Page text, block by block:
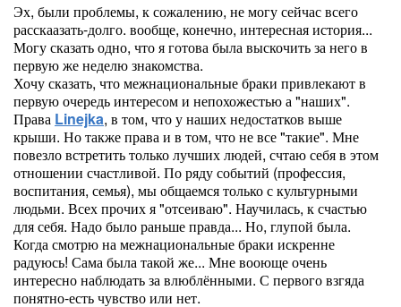
Эх, были проблемы, к сожалению, не могу сейчас всего
расскаазать-долго. вообще, конечно, интересная история...
Могу сказать одно, что я готова была выскочить за него в
первую же неделю знакомства.
Хочу сказать, что межнациональные браки привлекают в
первую очередь интересом и непохожестью а "наших".
Права Linejka, в том, что у наших недостатков выше
крыши. Но также права и в том, что не все "такие". Мне
повезло встретить только лучших людей, счтаю себя в этом
отношении счастливой. По ряду событий (профессия,
воспитания, семья), мы общаемся только с культурными
людьми. Всех прочих я "отсеиваю". Научилась, к счастью
для себя. Надо было раньше правда... Но, глупой была.
Когда смотрю на межнациональные браки искренне
радуюсь! Сама была такой же... Мне вооюще очень
интересно наблюдать за влюблёнными. С первого взгяда
понятно-есть чувство или нет.